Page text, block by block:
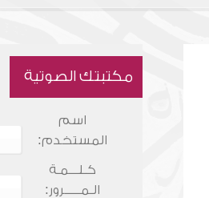
مكتبتك الصوتية
اسم
المستخدم:
كـلـــمـة
الـمـــــرور: